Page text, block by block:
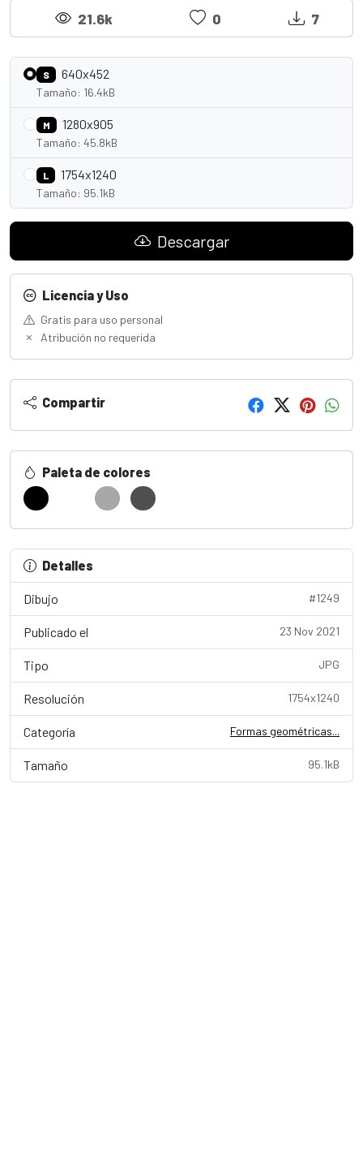
21.6k 0 7
S 640x452
Tamaño: 16.4kB
M 1280x905
Tamaño: 45.8kB
L 1754x1240
Tamaño: 95.1kB
Descargar
Licencia y Uso
Gratis para uso personal
Atribución no requerida
Compartir
Paleta de colores
Detalles
Dibujo #1249
Publicado el 23 Nov 2021
Tipo JPG
Resolución 1754x1240
Categoría Formas geométricas...
Tamaño 95.1kB